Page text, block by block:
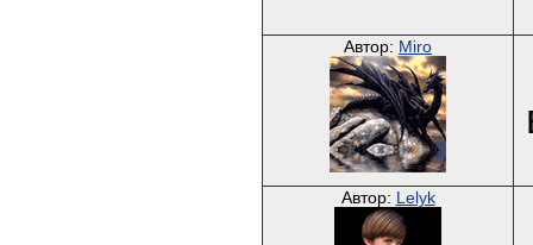
Автор: Miro
Автор: Lelyk